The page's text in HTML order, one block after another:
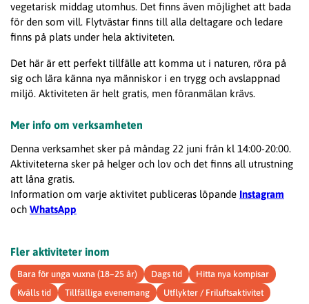
vegetarisk middag utomhus. Det finns även möjlighet att bada
för den som vill. Flytvästar finns till alla deltagare och ledare
finns på plats under hela aktiviteten.
Det här är ett perfekt tillfälle att komma ut i naturen, röra på
sig och lära känna nya människor i en trygg och avslappnad
miljö. Aktiviteten är helt gratis, men föranmälan krävs.
Mer info om verksamheten
Denna verksamhet sker på måndag 22 juni från kl 14:00-20:00.
Aktiviteterna sker på helger och lov och det finns all utrustning
att låna gratis.
Information om varje aktivitet publiceras löpande Instagram
och WhatsApp
Fler aktiviteter inom
Bara för unga vuxna (18–25 år) Dags tid
Hitta nya kompisar
Kvälls tid
Tillfälliga evenemang Utflykter / Friluftsaktivitet